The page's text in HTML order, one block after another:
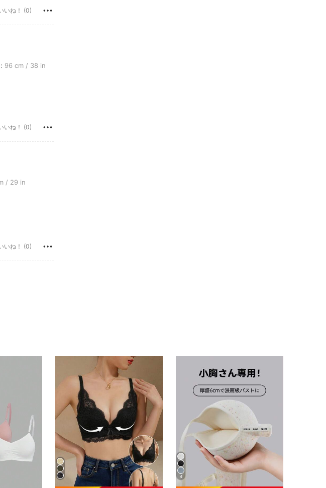
いね！ (0)
: マルチカラー, サイズ: S, 件数: 2本入り
96 cm / 38 in
いね！ (0)
cm / 23 in, カラー: マルチカラー, サイズ: M, 件数: 2本入り
/ 29 in
いね！ (0)
4